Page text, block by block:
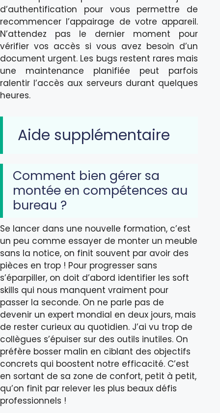
d’authentification pour vous permettre de
recommencer l’appairage de votre appareil.
N’attendez pas le dernier moment pour
vérifier vos accès si vous avez besoin d’un
document urgent. Les bugs restent rares mais
une maintenance planifiée peut parfois
ralentir l’accès aux serveurs durant quelques
heures.
Aide supplémentaire
Comment bien gérer sa
montée en compétences au
bureau ?
Se lancer dans une nouvelle formation, c’est
un peu comme essayer de monter un meuble
sans la notice, on finit souvent par avoir des
pièces en trop ! Pour progresser sans
s’éparpiller, on doit d’abord identifier les soft
skills qui nous manquent vraiment pour
passer la seconde. On ne parle pas de
devenir un expert mondial en deux jours, mais
de rester curieux au quotidien. J’ai vu trop de
collègues s’épuiser sur des outils inutiles. On
préfère bosser malin en ciblant des objectifs
concrets qui boostent notre efficacité. C’est
en sortant de sa zone de confort, petit à petit,
qu’on finit par relever les plus beaux défis
professionnels !